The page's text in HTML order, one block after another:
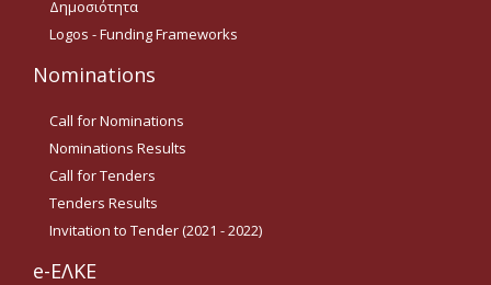
Οδηγίες για προμήθεια
ειδών/παροχή υπηρεσιών
με βάση τον Ν.4957/2022
Guidelines Archive
Documents
Δημοσιότητα
Logos - Funding Frameworks
Nominations
Call for Nominations
Nominations Results
Call for Tenders
Tenders Results
Invitation to Tender (2021 - 2022)
e-ΕΛΚΕ